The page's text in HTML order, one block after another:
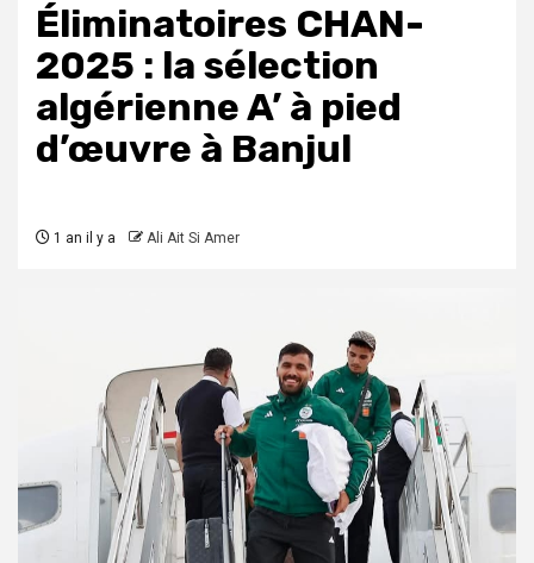
Éliminatoires CHAN-
2025 : la sélection
algérienne A’ à pied
d’œuvre à Banjul
1 an il y a Ali Ait Si Amer